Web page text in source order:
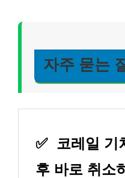
자주 묻는
✅ 코레일 기
후 바로 취소